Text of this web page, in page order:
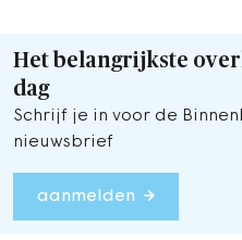
Het belangrijkste
dag
Schrijf je in voor de
nieuwsbrief
aanmelden